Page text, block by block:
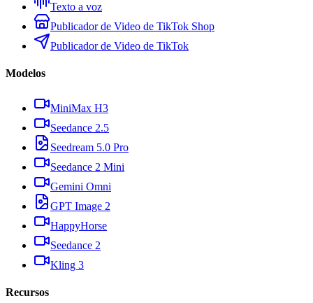
Texto a voz
Publicador de Video de TikTok Shop
Publicador de Video de TikTok
Modelos
MiniMax H3
Seedance 2.5
Seedream 5.0 Pro
Seedance 2 Mini
Gemini Omni
GPT Image 2
HappyHorse
Seedance 2
Kling 3
Recursos